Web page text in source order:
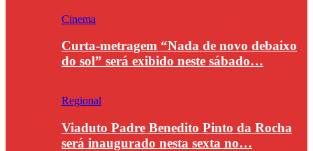
Cinema
Curta-metragem “Nada de novo debaixo
do sol” será exibido neste sábado…
Regional
Viaduto Padre Benedito Pinto da Rocha
será inaugurado nesta sexta no…